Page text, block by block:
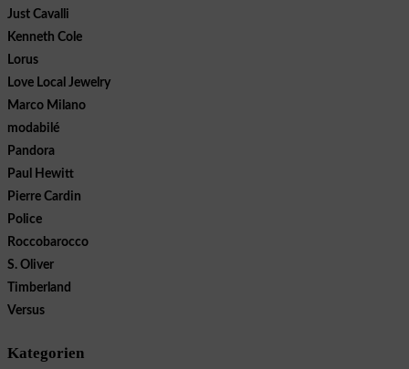
Just Cavalli
Kenneth Cole
Lorus
Love Local Jewelry
Marco Milano
modabilé
Pandora
Paul Hewitt
Pierre Cardin
Police
Roccobarocco
S. Oliver
Timberland
Versus
Kategorien